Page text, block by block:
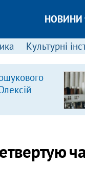
НОВИНИ
Культурні